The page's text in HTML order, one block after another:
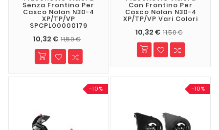
Senza Frontino Per
Casco Nolan N30-4
XP/TP/VP
SPCPL00000179
10,32 € 11,50 €
Con Frontino Per
Casco Nolan N30-4
XP/TP/VP Vari Colori
10,32 € 11,50 €
-10% -10%